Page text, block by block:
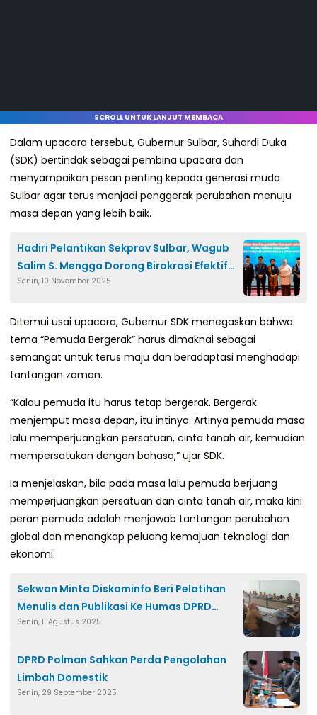
SCROLL UNTUK LANJUT MEMBACA
Dalam upacara tersebut, Gubernur Sulbar, Suhardi Duka
(SDK) bertindak sebagai pembina upacara dan
menyampaikan pesan penting kepada generasi muda
Sulbar agar terus menjadi penggerak perubahan menuju
masa depan yang lebih baik.
Hadiri Pelantikan Sekprov Sulbar, Wagub
Salim S. Mengga Dorong Birokrasi Efektif
dan Melayani
Senin, 10 November 2025
Ditemui usai upacara, Gubernur SDK menegaskan bahwa
tema “Pemuda Bergerak” harus dimaknai sebagai
semangat untuk terus maju dan beradaptasi menghadapi
tantangan zaman.
“Kalau pemuda itu harus tetap bergerak. Bergerak
menjemput masa depan, itu intinya. Artinya pemuda masa
lalu memperjuangkan persatuan, cinta tanah air, kemudian
mempersatukan dengan bahasa,” ujar SDK.
Ia menjelaskan, bila pada masa lalu pemuda berjuang
memperjuangkan persatuan dan cinta tanah air, maka kini
peran pemuda adalah menjawab tantangan perubahan
global dan menangkap peluang kemajuan teknologi dan
ekonomi.
Sekwan Minta Diskominfo Beri Pelatihan
Menulis dan Publikasi Ke Humas DPRD
Polman
Senin, 11 Agustus 2025
DPRD Polman Sahkan Perda Pengolahan
Limbah Domestik
Senin, 29 September 2025